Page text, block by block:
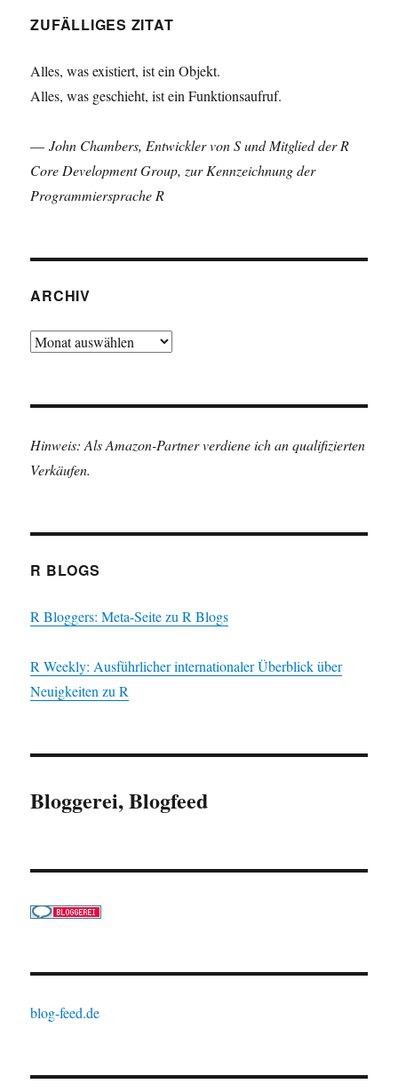
ZUFÄLLIGES ZITAT
Alles, was existiert, ist ein Objekt.
Alles, was geschieht, ist ein Funktionsaufruf.
—John Chambers, Entwickler von S und Mitglied der R
Core Development Group, zur Kennzeichnung der
Programmiersprache R
ARCHIV
Archiv
Hinweis: Als Amazon-Partner verdiene ich an qualifizierten
Verkäufen.
R BLOGS
R Bloggers: Meta-Seite zu R Blogs
R Weekly: Ausführlicher internationaler Überblick über
Neuigkeiten zu R
Bloggerei, Blogfeed
blog-feed.de